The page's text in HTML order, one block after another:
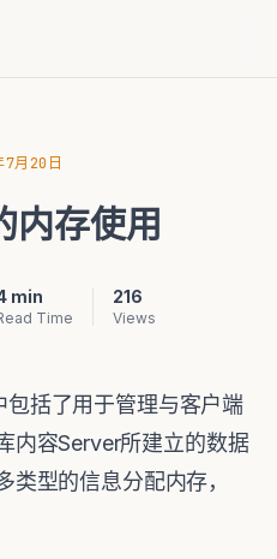
7月20日
内存使用
min
Time
216
Views
括了用于管理与客户端
内容Server所建立的数据
型的信息分配内存，